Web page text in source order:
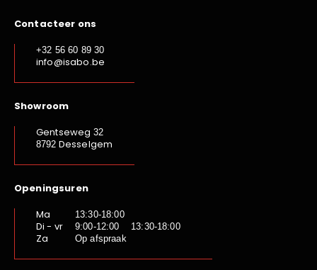
Contacteer ons
+32 56 60 89 30
info@isabo.be
Showroom
Gentseweg 32
8792 Desselgem
Openingsuren
Ma
13:30-18:00
Di - vr 9:00-12:00 13:30-18:00
Za Op afspraak